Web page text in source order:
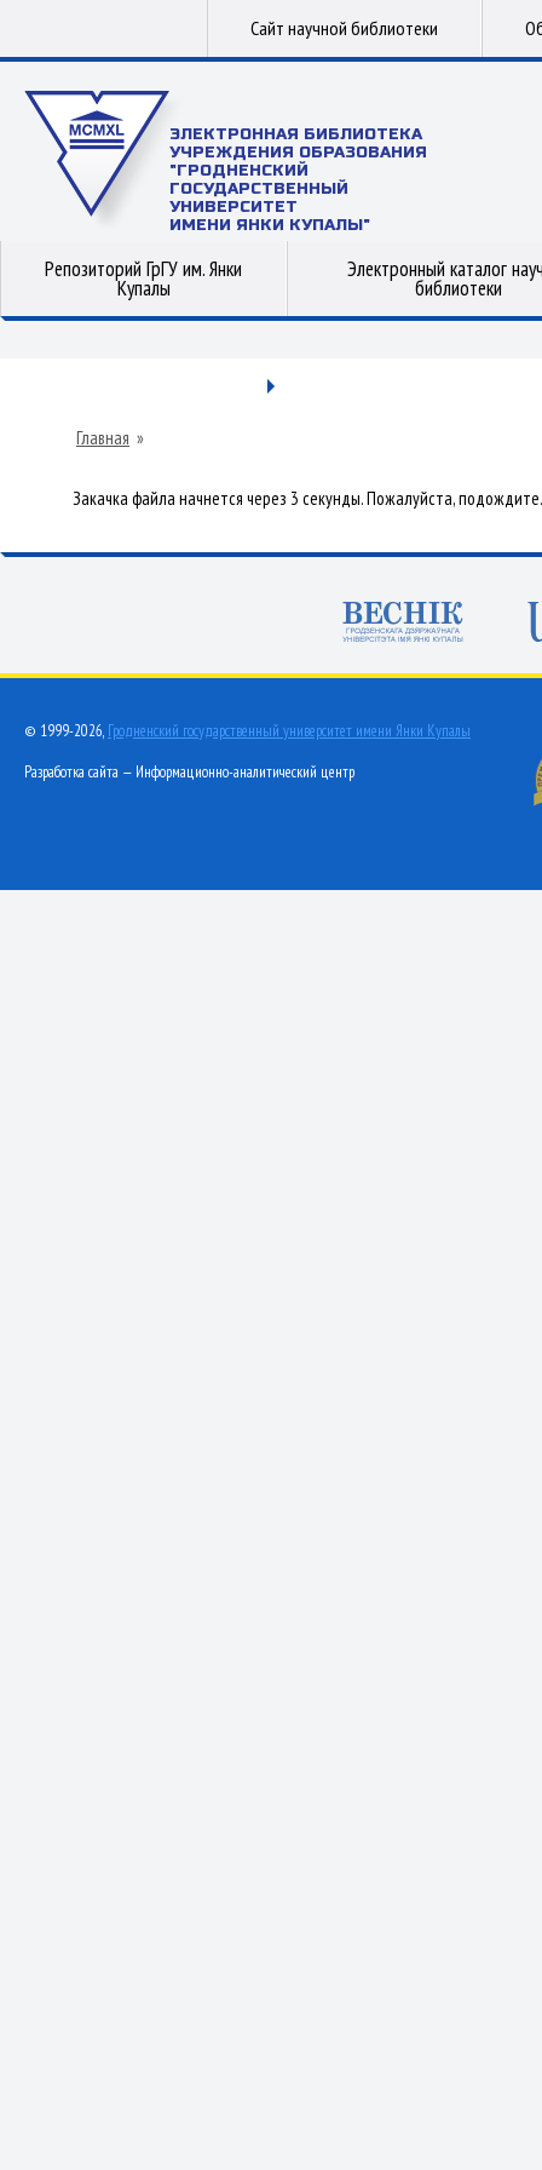
Сайт научной библиотеки
ЭЛЕКТРОННАЯ БИБЛИОТЕКА
УЧРЕЖДЕНИЯ ОБРАЗОВАНИЯ
"ГРОДНЕНСКИЙ
ГОСУДАРСТВЕННЫЙ
УНИВЕРСИТЕТ
ИМЕНИ ЯНКИ КУПАЛЫ"
Репозиторий ГрГУ им. Янки
Купалы
Электронный каталог
библиотеки
Главная »
Закачка файла начнется через 3 секунды. Пожалуйста, подождите.
© 1999-2026, Гродненский государственный университет имени Янки Купалы
Разработка сайта — Информационно-аналитический центр